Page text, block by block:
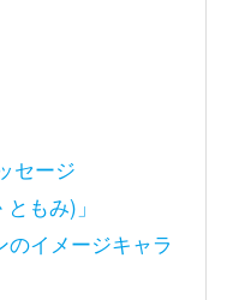
セージ
もみ)」
のイメージキャラ